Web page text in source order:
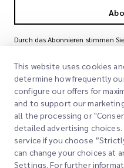
Durch das Abonnieren stimmen
Schnelllinks
This website uses cookies
determine how frequently
configure our offers for
and to support our
all the processing or
detailed advertising
service if you choose
can change your choices at
Settings. For further